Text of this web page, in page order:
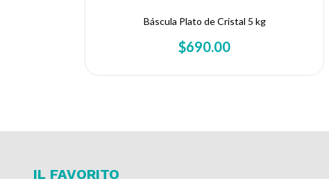
Báscula Plato de Cristal 5 kg
$690.00
IL FAVORITO